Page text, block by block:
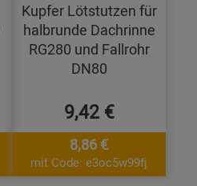
Kupfer Lötstutzen für
halbrunde Dachrinne
RG280 und Fallrohr
DN80
9,42 €
8,86 €
mit Code: e3oc5w99fj